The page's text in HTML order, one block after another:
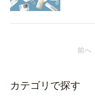
前へ
カテゴリで探す